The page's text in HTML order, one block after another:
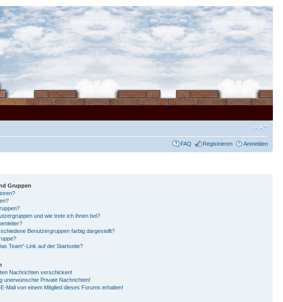
FAQ Registrieren Anmelden
Gruppen
und wie trete ich ihnen bei?
Benutzergruppen farbig dargestellt?
Team“-Link auf der Startseite?
Nachrichten verschicken!
unerwünschte Private Nachrichten!
Mail von einem Mitglied dieses Forums erhalten!